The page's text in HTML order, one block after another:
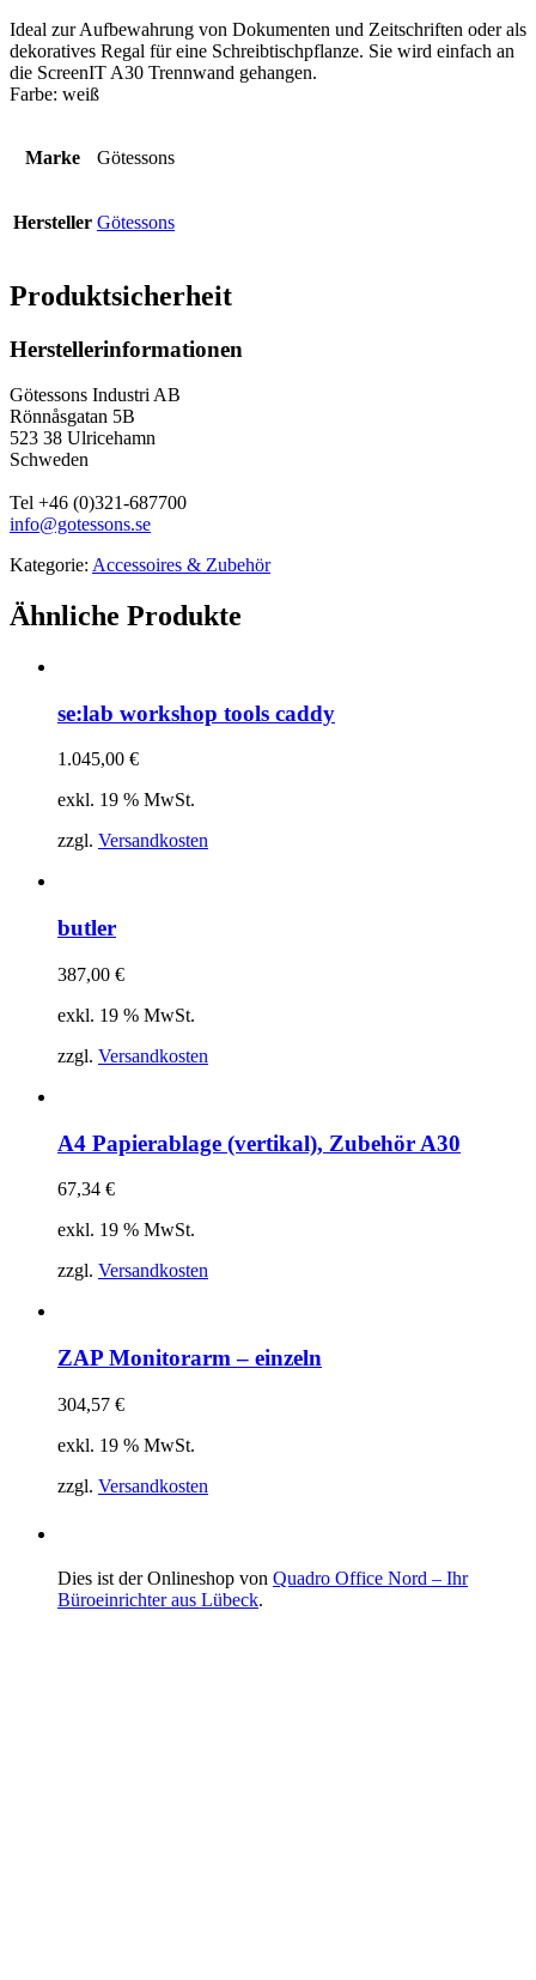
Ideal zur Aufbewahrung von Dokumenten und Zeitschriften oder als
dekoratives Regal für eine Schreibtischpflanze. Sie wird einfach an
die ScreenIT A30 Trennwand gehangen.
Farbe: weiß
Marke Götessons
Hersteller Götessons
Produktsicherheit
Herstellerinformationen
Götessons Industri AB
Rönnåsgatan 5B
523 38 Ulricehamn
Schweden
Tel +46 (0)321-687700
info@gotessons.se
Kategorie: Accessoires & Zubehör
Ähnliche Produkte
se:lab workshop tools caddy
1.045,00 €
exkl. 19 % MwSt.
zzgl. Versandkosten
butler
387,00 €
exkl. 19 % MwSt.
zzgl. Versandkosten
A4 Papierablage (vertikal), Zubehör A30
67,34 €
exkl. 19 % MwSt.
zzgl. Versandkosten
ZAP Monitorarm – einzeln
304,57 €
exkl. 19 % MwSt.
zzgl. Versandkosten
Dies ist der Onlineshop von Quadro Office Nord – Ihr
Büroeinrichter aus Lübeck.